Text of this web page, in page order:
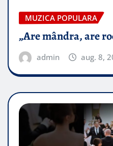
MUZICA POPULARA
„Are mândra, are
admin aug. 8,